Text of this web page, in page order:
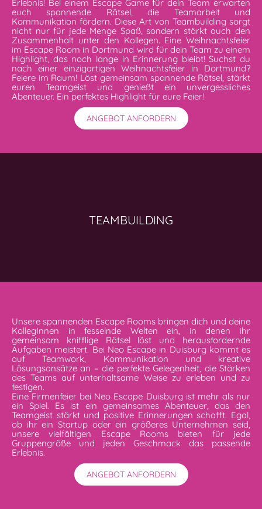
Erlebnis! Bei einem Escape Game für dein Team erwarten
euch spannende Rätsel, die Teamarbeit und
Kommunikation fördern. Diese Art von Teambuilding sorgt
nicht nur für jede Menge Spaß, sondern stärkt auch den
Zusammenhalt unter den Kollegen. Eine Weihnachtsfeier
im Escape Room in Dortmund wird für dein Team zu einem
Highlight, das noch lange in Erinnerung bleibt! Suchst du
nach einer einzigartigen Weihnachtsfeier in Dortmund?
Feiere im Raum! Löst gemeinsam spannende Rätsel, stärkt
euren Teamgeist und genießt ein unvergessliches
Abenteuer. Ein perfektes Highlight für eure Feier!
ANGEBOT ANFORDERN
TEAMBUILDING
Unsere spannenden Escape Rooms bringen dich und deine
KollegInnen in fesselnde Welten ein, in denen ihr
gemeinsam knifflige Rätsel löst und herausfordernde
Aufgaben meistert. Bei Neo Escape in Duisburg kommt es
auf Teamwork, Kommunikation und kreative
Lösungsansätze an – die perfekte Gelegenheit, die Stärken
des Teams auf unterhaltsame Weise zu erleben und zu
festigen.
Eine Firmenfeier bei Neo Escape Duisburg ist mehr als nur
ein Spiel. Es ist ein gemeinsames Abenteuer, das den
Teamgeist stärkt und positive Erinnerungen schafft. Egal,
ob ihr ein Startup oder ein größeres Unternehmen seid,
unsere vielfältigen Escape Rooms bieten für jede
Gruppengröße und jeden Geschmack das passende
Erlebnis.
ANGEBOT ANFORDERN